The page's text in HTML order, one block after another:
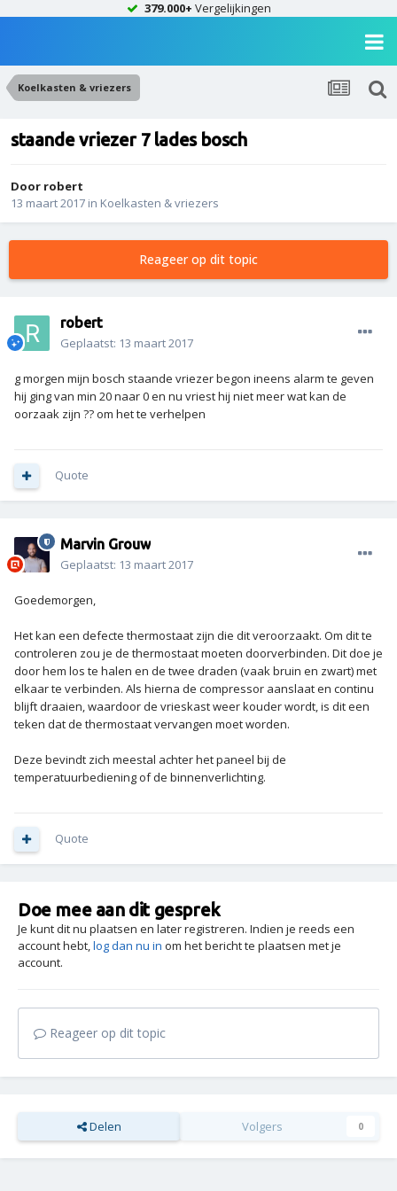
379.000+ Vergelijkingen
Koelkasten & vriezers
staande vriezer 7 lades bosch
Door robert
13 maart 2017 in Koelkasten & vriezers
Reageer op dit topic
robert
Geplaatst: 13 maart 2017
g morgen mijn bosch staande vriezer begon ineens alarm te geven
hij ging van min 20 naar 0 en nu vriest hij niet meer wat kan de
oorzaak zijn ?? om het te verhelpen
Quote
Marvin Grouw
Geplaatst: 13 maart 2017
Goedemorgen,
Het kan een defecte thermostaat zijn die dit veroorzaakt. Om dit te
controleren zou je de thermostaat moeten doorverbinden. Dit doe je
door hem los te halen en de twee draden (vaak bruin en zwart) met
elkaar te verbinden. Als hierna de compressor aanslaat en continu
blijft draaien, waardoor de vrieskast weer kouder wordt, is dit een
teken dat de thermostaat vervangen moet worden.
Deze bevindt zich meestal achter het paneel bij de
temperatuurbediening of de binnenverlichting.
Quote
Doe mee aan dit gesprek
Je kunt dit nu plaatsen en later registreren. Indien je reeds een
account hebt,log dan nu in om het bericht te plaatsen met je
account.
Reageer op dit topic
Delen Volgers 0